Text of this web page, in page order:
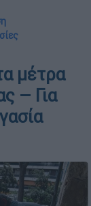
μέτρα
– Για